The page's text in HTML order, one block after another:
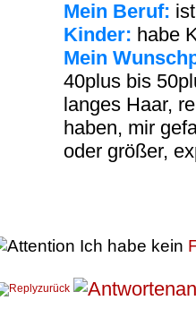
Mein Beruf:
Kinder: habe
Mein
40plus bis
langes Haar,
haben, mir
oder größer,
Ich habe kein
zurück